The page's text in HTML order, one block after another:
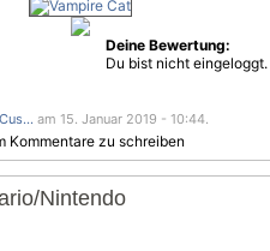
Deine Bewertung:
Du bist nicht eingeloggt.
am 15. Januar 2019 - 10:44.
Kommentare zu schreiben
Nintendo